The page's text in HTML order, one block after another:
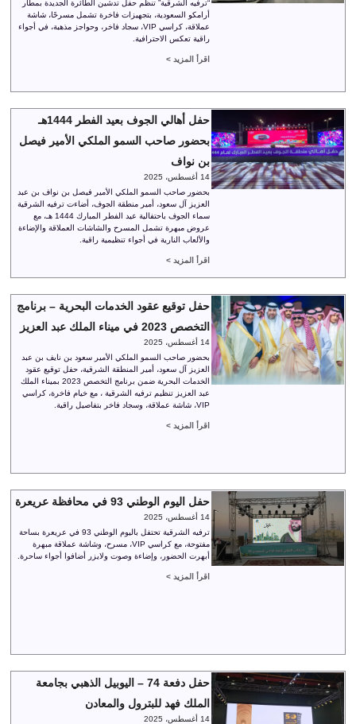
“ترفيه الشرقية” تنظم حفل تدشين الطائرة الجديدة بمطار
أرامكو السعودية، بتجهيزات فاخرة تشمل مسرحًا، شاشة
عملاقة، كراسي VIP، سجاد فاخر، وحواجز مذهبة، في أجواء
راقية تعكس الاحترافية.
اقرأ المزيد >
حفل أهالي الجوف بعيد الفطر 1444هـ
بحضور صاحب السمو الملكي الأمير فيصل
بن نواف
14 أغسطس، 2025
بحضور صاحب السمو الملكي الأمير فيصل بن نواف بن عبد
العزيز آل سعود، أمير منطقة الجوف، أضاءت ترفيه الشرقية
سماء الجوف باحتفالية عيد الفطر المبارك 1444 هـ، مع
عروض مبهرة تشمل المسرح والشاشات العملاقة والإضاءة
والألعاب النارية في أجواء تنظيمية راقية.
اقرأ المزيد >
حفل توقيع عقود الخدمات البحرية – برنامج
التخصص 2023 في ميناء الملك عبد العزيز
14 أغسطس، 2025
بحضور صاحب السمو الملكي الأمير سعود بن نايف بن عبد
العزيز آل سعود، أمير المنطقة الشرقية، حفل توقيع عقود
الخدمات البحرية ضمن برنامج التخصص 2023 بميناء الملك
عبد العزيز تنظيم ترفيه الشرقية ، مع خيام فاخرة، كراسي
VIP، شاشة عملاقة، وسجاد فاخر بتفاصيل راقية.
اقرأ المزيد >
حفل اليوم الوطني 93 في محافظة عريعرة
14 أغسطس، 2025
ترفيه الشرقية تحتفل باليوم الوطني 93 في عريعرة بساحة
مفتوحة، مع كراسي VIP، مسرح، وشاشة عملاقة مبهرة
أبهرت الحضور، وإضاءة وصوت ولايزر أضافوا أجواء ساحرة.
اقرأ المزيد >
حفل دفعة 74 – اليوبيل الذهبي بجامعة
الملك فهد للبترول والمعادن
14 أغسطس، 2025